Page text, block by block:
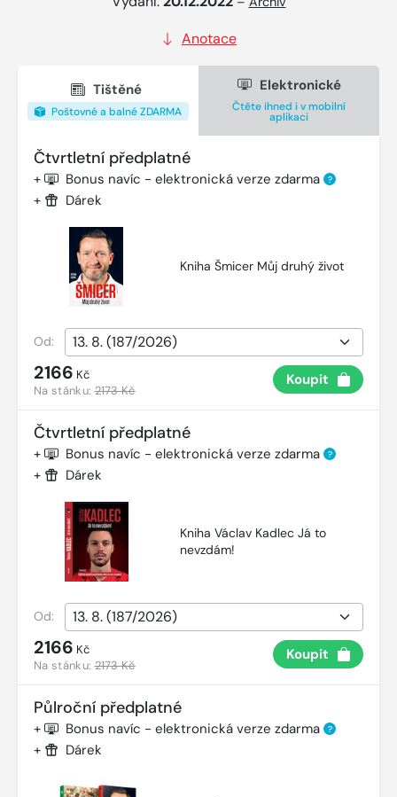
Anotace
Tištěné
Poštovné a balné ZDARMA
Elektronické
Čtěte ihned i v mobilní
aplikaci
Čtvrtletní předplatné
+ Bonus navíc - elektronická verze zdarma ?
+ Dárek
Kniha Šmicer Můj druhý život
Od:
2166 Kč
Na stánku:2173 Kč
Koupit
Čtvrtletní předplatné
+ Bonus navíc - elektronická verze zdarma ?
+ Dárek
Kniha Václav Kadlec Já to
nevzdám!
Od:
2166 Kč
Na stánku:2173 Kč
Koupit
Půlroční předplatné
+ Bonus navíc - elektronická verze zdarma ?
+ Dárek